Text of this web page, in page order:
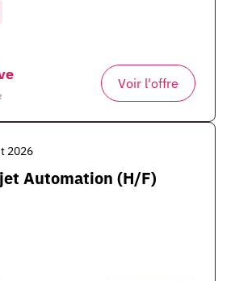
Voir l'offre
2026
Automation (H/F)